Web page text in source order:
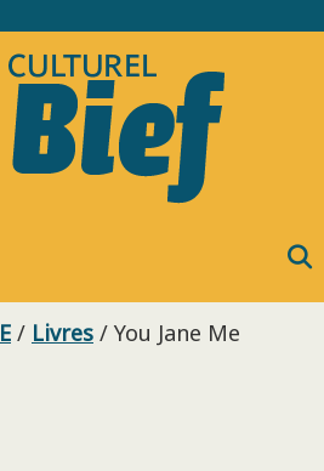
/ Livres / You Jane Me